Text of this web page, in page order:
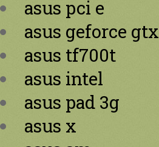
asus pci e
asus geforce gtx
asus tf700t
asus intel
asus pad 3g
asus x